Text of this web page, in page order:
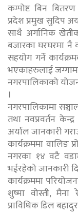
कम्पोष्ट बिन
प्रदेश प्रमुख सुदिप
साथै अर्गानिक
बजारका घरघरमा नै
सहयोग गर्ने
भएकाहरुलाई
नगरपालिकाको
।
नगरपालिकामा
तथा नवप्रवर्तन
अर्याल जानकारी
कार्यक्रममा वालिङ
नगरका १४ वटै
भईरहेको जानकारी
कार्यक्रममा
शुष्मा वोस्ती,
प्राविधिक डिल